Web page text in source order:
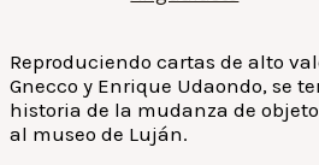
Reproduciendo cartas de alto
Gnecco y Enrique Udaondo, se
historia de la mudanza de
al museo de Luján.